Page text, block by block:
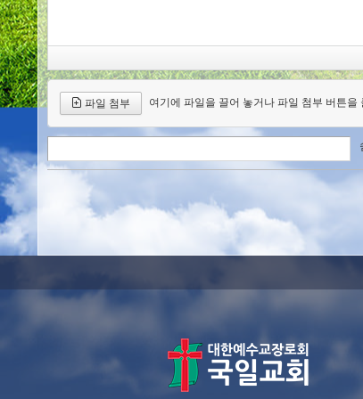
파일 첨부 여기에 파일을 끌어 놓거나 파일 첨부 버튼을